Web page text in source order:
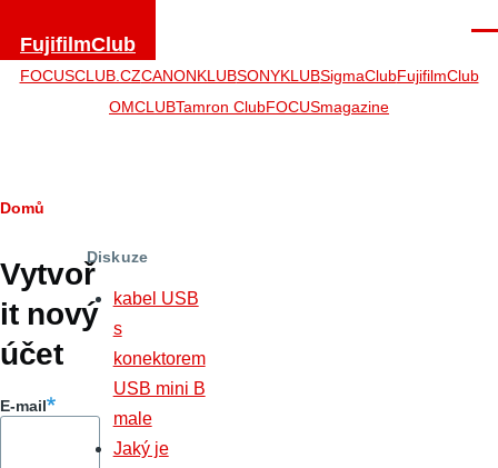
FujifilmClub
FOCUSCLUB.CZCANONKLUBSONYKLUBSigmaClubFujifilmClub
OMCLUBTamron ClubFOCUSmagazine
Hlavní
záložky
Drobečková
navigace
Domů
Vytvoř
it nový
účet
E-mail
Diskuze
kabel USB
s
konektorem
USB mini B
male
Jaký je